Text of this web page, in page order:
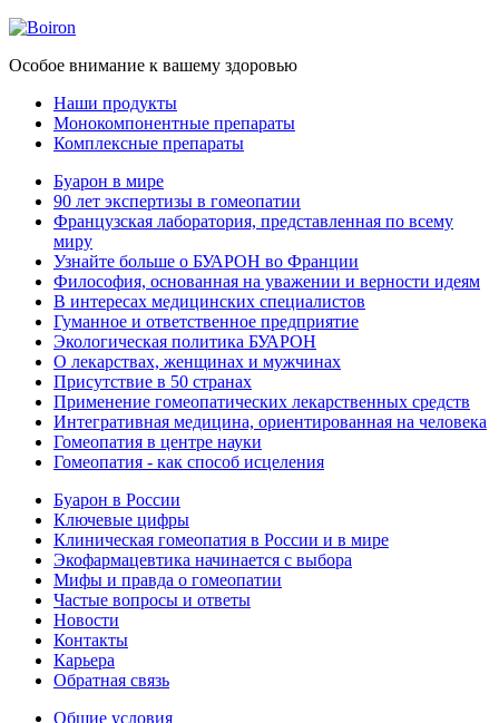
Особое внимание к вашему здоровью
Наши продукты
Монокомпонентные препараты
Комплексные препараты
Буарон в мире
90 лет экспертизы в гомеопатии
Французская лаборатория, представленная по всему
миру
Узнайте больше о БУАРОН во Франции
Философия, основанная на уважении и верности идеям
В интересах медицинских специалистов
Гуманное и ответственное предприятие
Экологическая политика БУАРОН
О лекарствах, женщинах и мужчинах
Присутствие в 50 странах
Применение гомеопатических лекарственных средств
Интегративная медицина, ориентированная на человека
Гомеопатия в центре науки
Гомеопатия - как способ исцеления
Буарон в России
Ключевые цифры
Клиническая гомеопатия в России и в мире
Экофармацевтика начинается с выбора
Мифы и правда о гомеопатии
Частые вопросы и ответы
Новости
Контакты
Карьера
Обратная связь
Общие условия